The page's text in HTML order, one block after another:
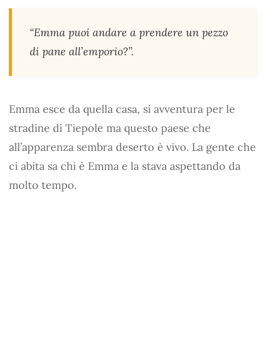
“Emma puoi andare a prendere un pezzo
di pane all’emporio?”.
Emma esce da quella casa, si avventura per le
stradine di Tiepole ma questo paese che
all’apparenza sembra deserto è vivo. La gente che
ci abita sa chi è Emma e la stava aspettando da
molto tempo.